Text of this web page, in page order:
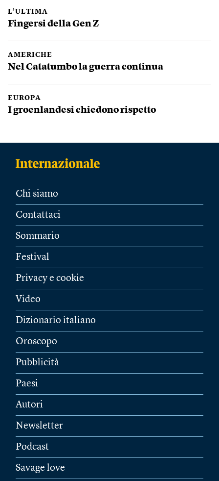
L’ULTIMA
Fingersi della Gen Z
AMERICHE
Nel Catatumbo la guerra continua
EUROPA
I groenlandesi chiedono rispetto
Chi siamo
Contattaci
Sommario
Festival
Privacy e cookie
Video
Dizionario italiano
Oroscopo
Pubblicità
Paesi
Autori
Newsletter
Podcast
Savage love